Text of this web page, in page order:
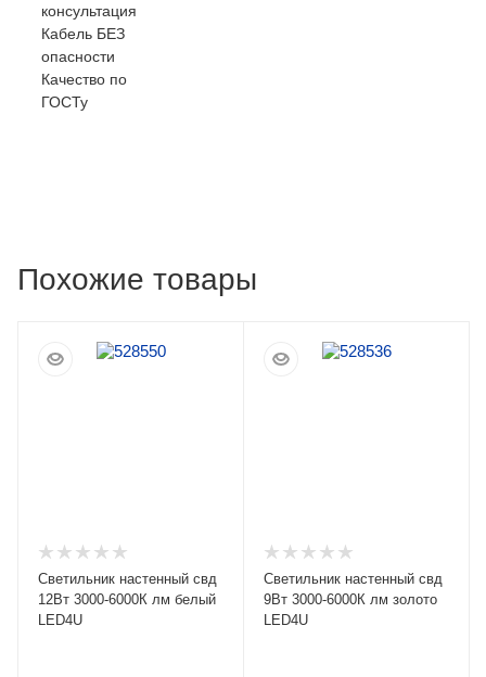
консультация
Кабель БЕЗ
опасности
Качество по
ГОСТу
Похожие товары
Светильник настенный свд
12Вт 3000-6000К лм белый
LED4U
Светильник настенный свд
9Вт 3000-6000К лм золото
LED4U